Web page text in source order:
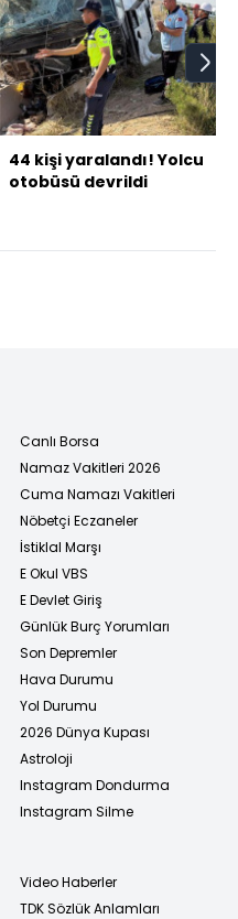
44 kişi yaralandı! Yolcu
otobüsü devrildi
Canlı Borsa
Namaz Vakitleri 2026
Cuma Namazı Vakitleri
Nöbetçi Eczaneler
İstiklal Marşı
E Okul VBS
E Devlet Giriş
Günlük Burç Yorumları
Son Depremler
Hava Durumu
Yol Durumu
2026 Dünya Kupası
Astroloji
Instagram Dondurma
Instagram Silme
Video Haberler
TDK Sözlük Anlamları